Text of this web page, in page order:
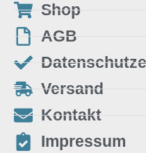
Shop
AGB
Versand
Kontakt
Impressum